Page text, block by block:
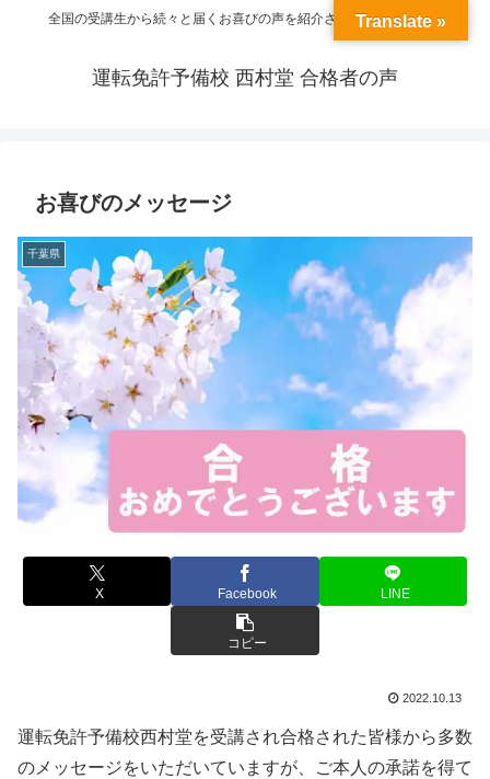
全国の受講生から続々と届くお喜びの声を紹介させていただきます
運転免許予備校 西村堂 合格者の声
お喜びのメッセージ
千葉県
X Facebook LINE
コピー
2022.10.13
運転免許予備校西村堂を受講され合格された皆様から多数
のメッセージをいただいていますが、ご本人の承諾を得て
Translate »